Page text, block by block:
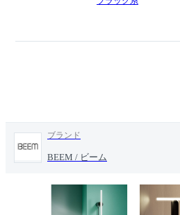
ブランド
BEEM / ビーム